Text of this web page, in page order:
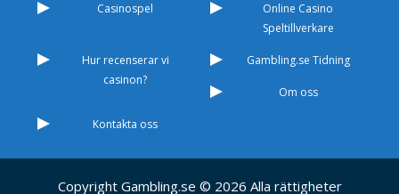
Casinospel
Online Casino
Speltillverkare
Hur recenserar vi
casinon?
Gambling.se Tidning
Om oss
Kontakta oss
Copyright Gambling.se © 2026 Alla rättigheter